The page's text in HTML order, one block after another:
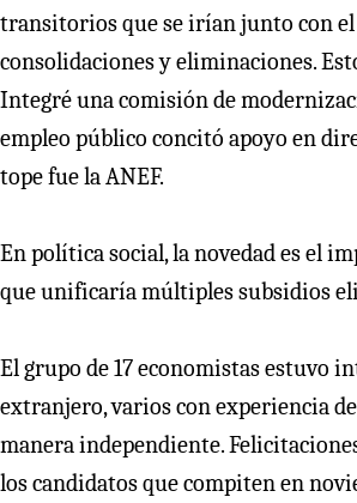
transitorios que se irían junto con
consolidaciones y eliminaciones.
Integré una comisión de
empleo público concitó apoyo en
tope fue la ANEF.
En política social, la novedad es el
que unificaría múltiples subsidios
El grupo de 17 economistas estuvo
extranjero, varios con experiencia
manera independiente.
los candidatos que compiten en